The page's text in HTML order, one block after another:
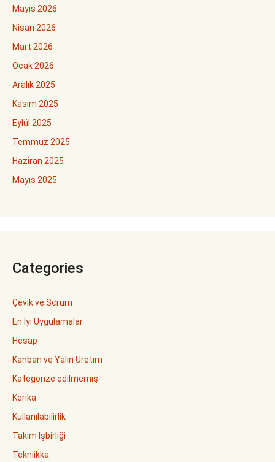
Mayıs 2026
Nisan 2026
Mart 2026
Ocak 2026
Aralık 2025
Kasım 2025
Eylül 2025
Temmuz 2025
Haziran 2025
Mayıs 2025
Categories
Çevik ve Scrum
En İyi Uygulamalar
Hesap
Kanban ve Yalın Üretim
Kategorize edilmemiş
Kerika
Kullanılabilirlik
Takım İşbirliği
Tekniikka